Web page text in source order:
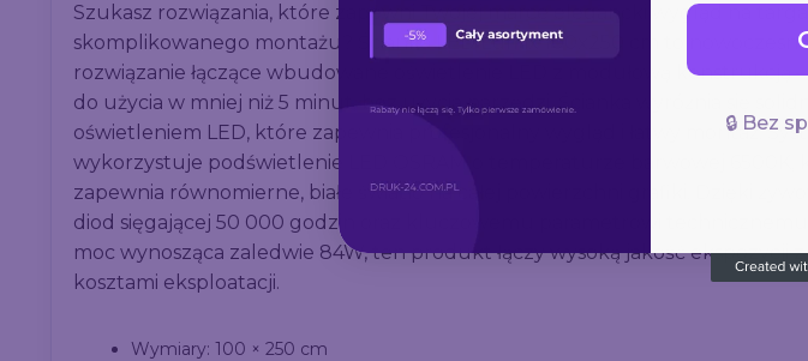
Szukasz rozwiązania, które zapewni Twojej marce elegancki wygląd na
skomplikowanego montażu? Ścianka LED Lumix 100x250 cm to
rozwiązanie łączące wbudowane oświetlenie LED z modułową konstrukcją
do użycia w mniej niż 5 minut, bez użycia narzędzi. Ścianka wyróżnia się
oświetleniem LED, które zapewnia profesjonalny wygląd i łatwy montaż.
wykorzystuje podświetlenie LED OSRAM o temperaturze barwowej 6500K,
zapewnia równomierne, białe światło na całej powierzchni grafiki. Dzięki
diod sięgającej 50 000 godzin oraz kluczowemu parametrowi technicznemu,
moc wynosząca zaledwie 84W, ten produkt łączy wysoką jakość ekspozycji z
kosztami eksploatacji.
Wymiary: 100 × 250 cm
🔒 Bez